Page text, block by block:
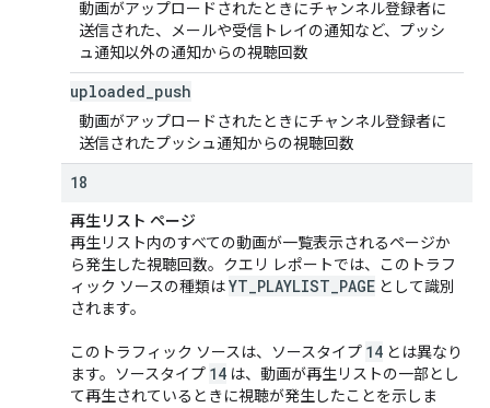
動画がアップロードされたときにチャンネル登録者に
送信された、メールや受信トレイの通知など、プッシ
ュ通知以外の通知からの視聴回数
uploaded push
動画がアップロードされたときにチャンネル登録者に
送信されたプッシュ通知からの視聴回数
18
再生リスト ページ
再生リスト内のすべての動画が一覧表示されるページか
ら発生した視聴回数。クエリ レポートでは、このトラフ
ィック ソースの種類はYT PLAYLIST PAGE として識別
されます。
このトラフィック ソースは、ソースタイプ 14 とは異なり
ます。ソースタイプ 14 は、動画が再生リストの一部とし
て再生されているときに視聴が発生したことを示しま